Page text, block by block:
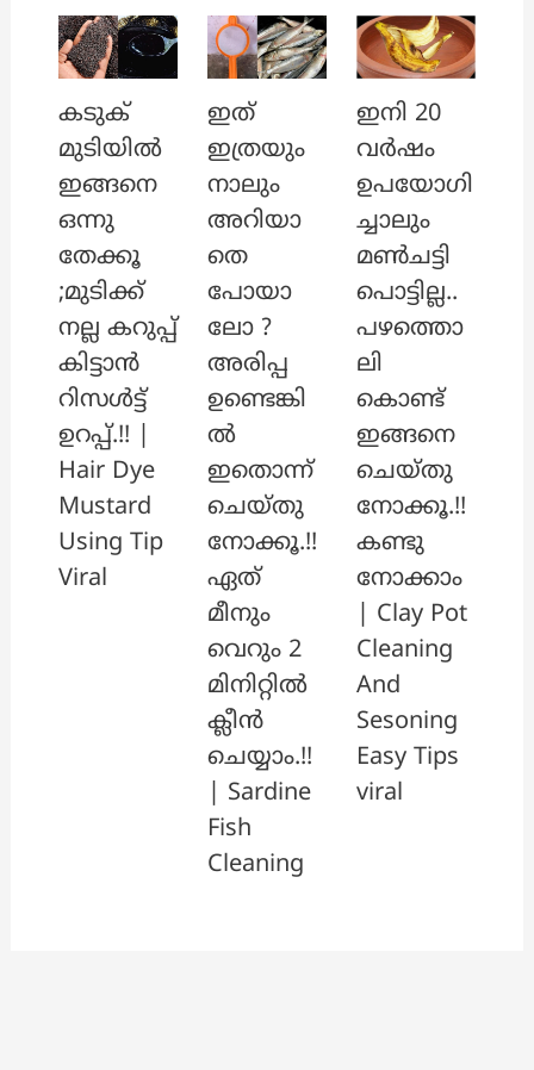
കടുക്
മുടിയിൽ
ഇങ്ങനെ
ഒന്നു
തേക്കൂ
;മുടിക്ക്
നല്ല കറുപ്പ്
കിട്ടാൻ
റിസൾട്ട്
ഉറപ്പ്.!! |
Hair Dye
Mustard
Using Tip
Viral
ഇത്
ഇത്രയും
നാലും
അറിയാ
തെ
പോയാ
ലോ ?
അരിപ്പ
ഉണ്ടെങ്കി
ൽ
ഇതൊന്ന്
ചെയ്തു
നോക്കൂ.!!
ഏത്
മീനും
വെറും 2
മിനിറ്റിൽ
ക്ലീൻ
ചെയ്യാം.!!
| Sardine
Fish
Cleaning
ഇനി 20
വർഷം
ഉപയോഗി
ച്ചാലും
മൺചട്ടി
പൊട്ടില്ല..
പഴത്തൊ
ലി
കൊണ്ട്
ഇങ്ങനെ
ചെയ്തു
നോക്കൂ.!!
കണ്ടു
നോക്കാം
| Clay Pot
Cleaning
And
Sesoning
Easy Tips
viral